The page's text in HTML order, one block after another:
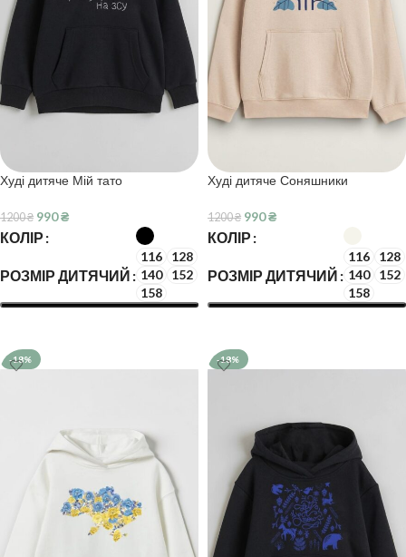
Худі дитяче Мій тато
1200₴ 990₴
КОЛІР
РОЗМІР ДИТЯЧИЙ
116
128
140
152
158
Худі дитяче Соняшники
1200₴ 990₴
КОЛІР
РОЗМІР ДИТЯЧИЙ
116
128
140
152
158
-18% -18%